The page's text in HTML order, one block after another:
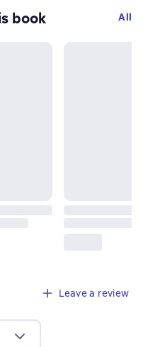
book All
Leave a review